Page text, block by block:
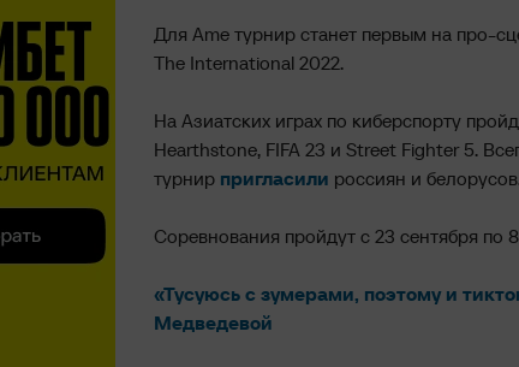
Для Ame турнир станет первым на про-
The International 2022.
На Азиатских играх по киберспорту
Hearthstone, FIFA 23 и Street Fighter 5.
турнир пригласили россиян и
Соревнования пройдут с 23 сентября по
«Тусуюсь с зумерами, поэтому и
Медведевой